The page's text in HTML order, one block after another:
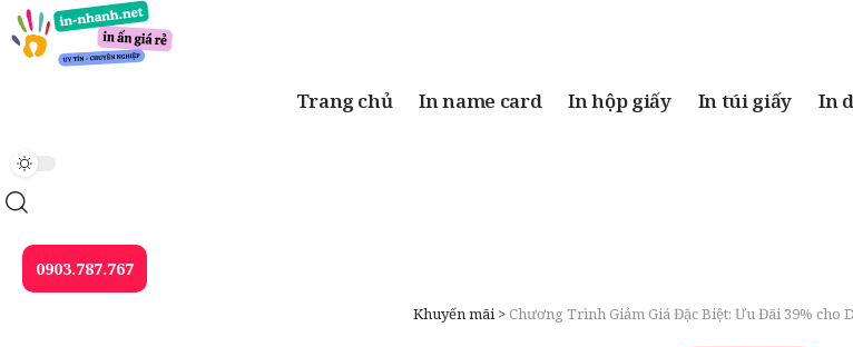
Trang chủ In name card In hộp giấy In túi giấy In
0903.787.767
Khuyến mãi> Chương Trình Giảm Giá Đặc Biệt: Ưu Đãi 39%